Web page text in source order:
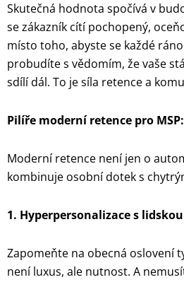
Skutečná hodnota spočívá v
se zákazník cítí pochopený,
místo toho, abyste se každé
probudíte s vědomím, že vaše
sdílí dál. To je síla retence a
Pilíře moderní retence pro
Moderní retence není jen o
kombinuje osobní dotek s
1. Hyperpersonalizace s
Zapomeňte na obecná oslovení
není luxus, ale nutnost. A